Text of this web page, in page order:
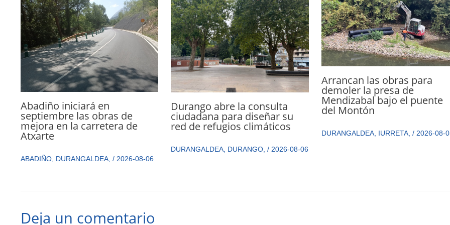
Abadiño iniciará en
septiembre las obras de
mejora en la carretera de
Atxarte
ABADIÑO, DURANGALDEA, / 2026-08-06
Durango abre la consulta
ciudadana para diseñar su
red de refugios climáticos
DURANGALDEA DURANGO ,/ 2026-08-06
Arrancan las obras para
demoler la presa de
Mendizabal bajo el puente
del Montón
DURANGALDEA, IURRETA, / 2026-08-
Deja un comentario